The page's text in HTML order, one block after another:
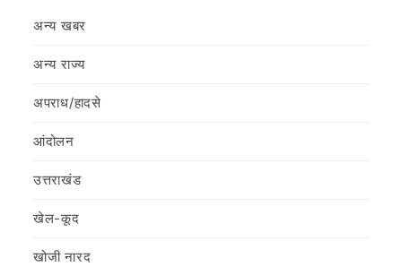
अन्य खबर
अन्य राज्य
अपराध/हादसे
आंदोलन
उत्तराखंड
खेल-कूद
खोजी नारद